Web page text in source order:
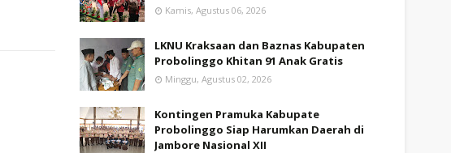
Kamis, Agustus 06, 2026
LKNU Kraksaan dan Baznas Kabupaten
Probolinggo Khitan 91 Anak Gratis
Minggu, Agustus 02, 2026
Kontingen Pramuka Kabupate
Probolinggo Siap Harumkan Daerah di
Jambore Nasional XII